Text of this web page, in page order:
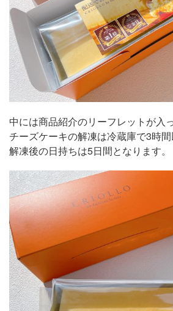
中には商品紹介のリーフレットが入
チーズケーキの解凍は冷蔵庫で3時間
解凍後の日持ちは5日間となります。